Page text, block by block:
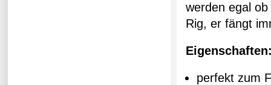
werden egal
Rig, er fängt
perfekt zum